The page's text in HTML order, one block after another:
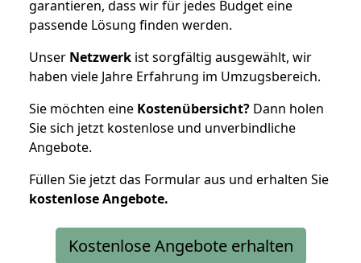
garantieren, dass wir für jedes Budget eine
passende Lösung finden werden.
Unser Netzwerk ist sorgfältig ausgewählt, wir
haben viele Jahre Erfahrung im Umzugsbereich.
Sie möchten eine Kostenübersicht? Dann holen
Sie sich jetzt kostenlose und unverbindliche
Angebote.
Füllen Sie jetzt das Formular aus und erhalten Sie
kostenloseAngebote.
Kostenlose Angebote erhalten